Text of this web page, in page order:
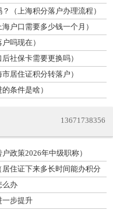
（上海积分落户办理流程）
户口需要多少钱一个月）
吗现在）
社保卡需要更换吗）
居住证积分转落户）
条件是啥）
13671738356
政策2026年中级职称）
住证下来多长时间能办积分
么办
一步提升